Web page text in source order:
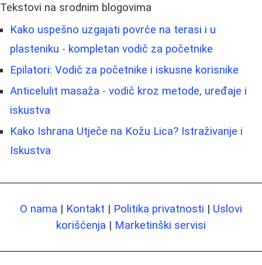
Tekstovi na srodnim blogovima
Kako uspešno uzgajati povrće na terasi i u
plasteniku - kompletan vodič za početnike
Epilatori: Vodič za početnike i iskusne korisnike
Anticelulit masaža - vodič kroz metode, uređaje i
iskustva
Kako Ishrana Utječe na Kožu Lica? Istraživanje i
Iskustva
O nama | Kontakt | Politika privatnosti | Uslovi
korišćenja | Marketinški servisi